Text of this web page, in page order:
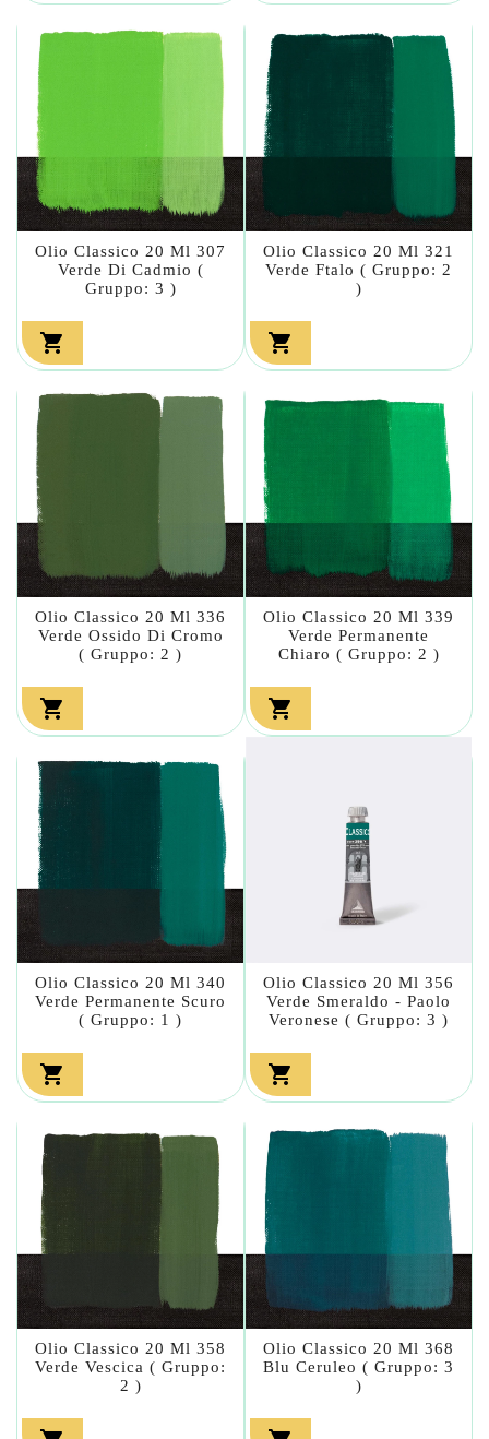
Olio Classico 20 Ml 307
Verde Di Cadmio (
Gruppo: 3 )

Olio Classico 20 Ml 321
Verde Ftalo ( Gruppo: 2
)

Olio Classico 20 Ml 336
Verde Ossido Di Cromo
( Gruppo: 2 )

Olio Classico 20 Ml 339
Verde Permanente
Chiaro ( Gruppo: 2 )

Olio Classico 20 Ml 340
Verde Permanente Scuro
( Gruppo: 1 )

Olio Classico 20 Ml 356
Verde Smeraldo - Paolo
Veronese ( Gruppo: 3 )

Olio Classico 20 Ml 358
Verde Vescica ( Gruppo:
2 )
Olio Classico 20 Ml 368
Blu Ceruleo ( Gruppo: 3
)